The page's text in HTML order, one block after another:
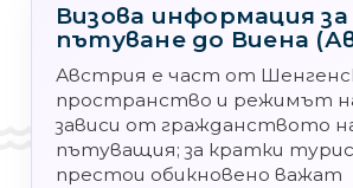
Визова информация за
пътуване до Виена
Австрия е част от
пространство и режимът
зависи от гражданството
пътуващия; за кратки
престои обикновено важат